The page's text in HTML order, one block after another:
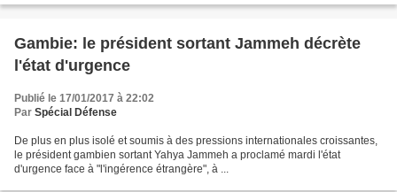
Gambie: le président sortant Jammeh décrète
l'état d'urgence
Publié le 17/01/2017 à 22:02
Par Spécial Défense
De plus en plus isolé et soumis à des pressions internationales croissantes,
le président gambien sortant Yahya Jammeh a proclamé mardi l'état
d'urgence face à "l'ingérence étrangère", à ...